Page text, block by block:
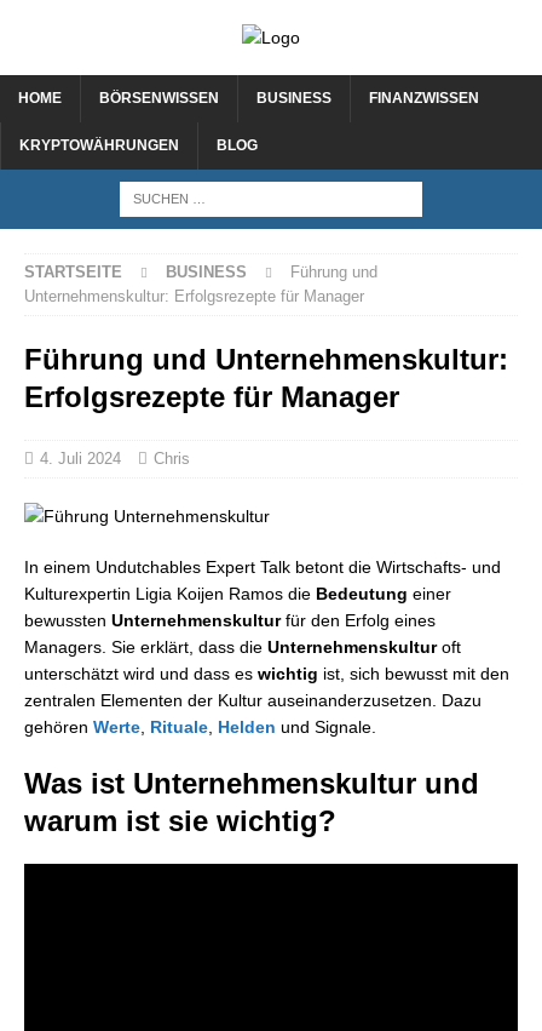
HOME BÖRSENWISSEN BUSINESS FINANZWISSEN
KRYPTOWÄHRUNGEN BLOG
STARTSEITE BUSINESS
Führung und
Unternehmenskultur: Erfolgsrezepte für Manager
Führung und Unternehmenskultur:
Erfolgsrezepte für Manager
4. Juli 2024 Chris
In einem Undutchables Expert Talk betont die Wirtschafts- und
Kulturexpertin Ligia Koijen Ramos die Bedeutung einer
bewussten Unternehmenskulturfür den Erfolg eines
Managers. Sie erklärt, dass die Unternehmenskulturoft
unterschätzt wird und dass es wichtig ist, sich bewusst mit den
zentralen Elementen der Kultur auseinanderzusetzen. Dazu
gehören Werte Rituale Helden und Signale.
Was ist Unternehmenskultur und
warum ist sie wichtig?